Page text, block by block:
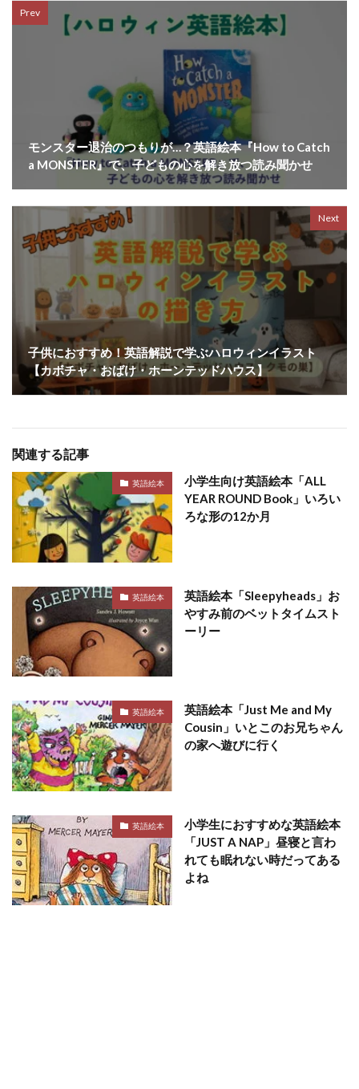
Prev
モンスター退治のつもりが…？英語絵本『How to Catch
a MONSTER』で、子どもの心を解き放つ読み聞かせ
Next
子供におすすめ！英語解説で学ぶハロウィンイラスト
【カボチャ・おばけ・ホーンテッドハウス】
関連する記事
英語絵本
小学生向け英語絵本「ALL
YEAR ROUND Book」いろい
ろな形の12か月
英語絵本
英語絵本「Sleepyheads」お
やすみ前のベットタイムスト
ーリー
英語絵本
英語絵本「Just Me and My
Cousin」いとこのお兄ちゃん
の家へ遊びに行く
英語絵本
小学生におすすめな英語絵本
「JUST A NAP」昼寝と言わ
れても眠れない時だってある
よね